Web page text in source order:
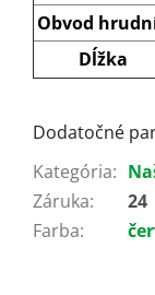
Obvod
Dĺžka
Dodatočné
Kategória:
Záruka:
24
Farba: